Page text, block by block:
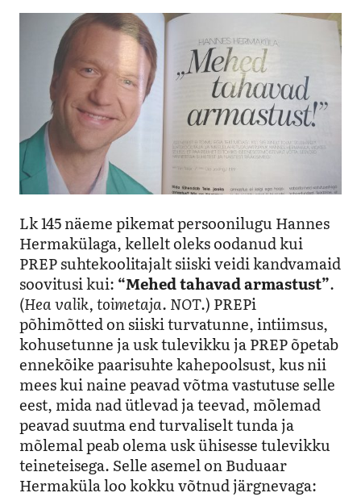
Lk 145 näeme pikemat persoonilugu Hannes
Hermakülaga, kellelt oleks oodanud kui
PREP suhtekoolitajalt siiski veidi kandvamaid
soovitusi kui: “Mehed tahavad armastust”.
(Hea valik, toimetaja. NOT.) PREPi
põhimõtted on siiski turvatunne, intiimsus,
kohusetunne ja usk tulevikku ja PREP õpetab
ennekõike paarisuhte kahepoolsust, kus nii
mees kui naine peavad võtma vastutuse selle
eest, mida nad ütlevad ja teevad, mõlemad
peavad suutma end turvaliselt tunda ja
mõlemal peab olema usk ühisesse tulevikku
teineteisega. Selle asemel on Buduaar
Hermaküla loo kokku võtnud järgnevaga: